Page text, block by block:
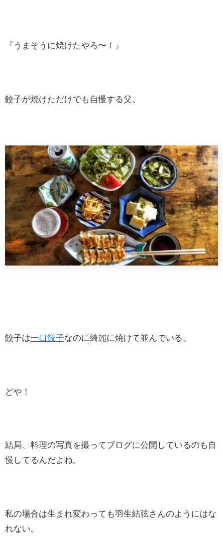
『うまそうに焼けたやろ〜！』
餃子が焼けただけでも自慢する父。
餃子は一口餃子なのに綺麗に焼けて並んでいる。
どや！
結局、料理の写真を撮ってブログに公開しているのも自
慢してるんだよね。
私の場合は生まれ変わっても羽生結弦さんのようにはな
れない。